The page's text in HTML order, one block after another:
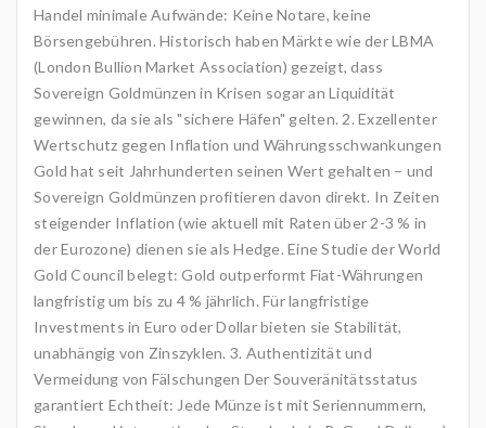
Handel minimale Aufwände: Keine Notare, keine
Börsengebühren. Historisch haben Märkte wie der LBMA
(London Bullion Market Association) gezeigt, dass
Sovereign Goldmünzen in Krisen sogar an Liquidität
gewinnen, da sie als "sichere Häfen" gelten. 2. Exzellenter
Wertschutz gegen Inflation und Währungsschwankungen
Gold hat seit Jahrhunderten seinen Wert gehalten – und
Sovereign Goldmünzen profitieren davon direkt. In Zeiten
steigender Inflation (wie aktuell mit Raten über 2-3 % in
der Eurozone) dienen sie als Hedge. Eine Studie der World
Gold Council belegt: Gold outperformt Fiat-Währungen
langfristig um bis zu 4 % jährlich. Für langfristige
Investments in Euro oder Dollar bieten sie Stabilität,
unabhängig von Zinszyklen. 3. Authentizität und
Vermeidung von Fälschungen Der Souveränitätsstatus
garantiert Echtheit: Jede Münze ist mit Seriennummern,